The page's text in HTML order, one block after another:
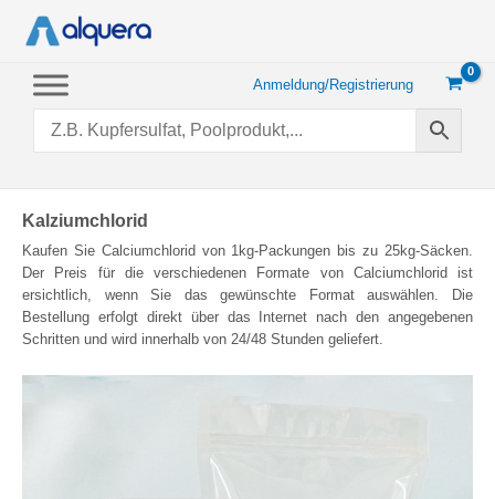
Inhalt
Anmeldung/Registrierung
Kalziumchlorid
Kaufen Sie Calciumchlorid von 1kg-Packungen bis zu 25kg-Säcken.
Der Preis für die verschiedenen Formate von Calciumchlorid ist
ersichtlich, wenn Sie das gewünschte Format auswählen. Die
Bestellung erfolgt direkt über das Internet nach den angegebenen
Schritten und wird innerhalb von 24/48 Stunden geliefert.